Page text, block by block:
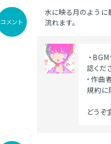
コメント
水に映る月のように
流れます。
認くだ
・作曲
規約に
どうぞ